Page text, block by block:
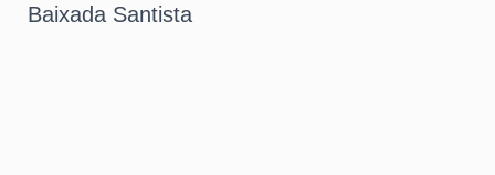
Baixada Santista